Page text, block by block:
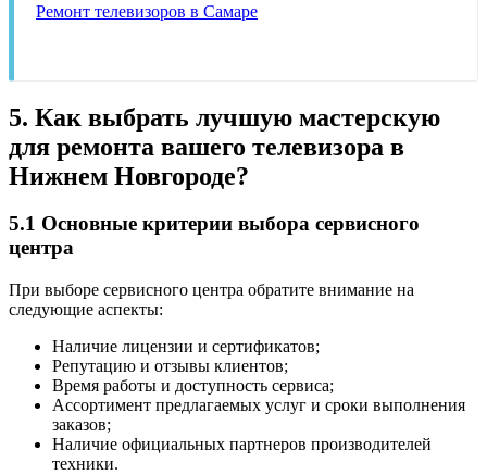
Ремонт телевизоров в Самаре
5. Как выбрать лучшую мастерскую
для ремонта вашего телевизора в
Нижнем Новгороде?
5.1 Основные критерии выбора сервисного
центра
При выборе сервисного центра обратите внимание на
следующие аспекты:
Наличие лицензии и сертификатов;
Репутацию и отзывы клиентов;
Время работы и доступность сервиса;
Ассортимент предлагаемых услуг и сроки выполнения
заказов;
Наличие официальных партнеров производителей
техники.